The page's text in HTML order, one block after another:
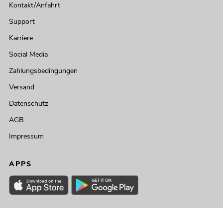
Kontakt/Anfahrt
Support
Karriere
Social Media
Zahlungsbedingungen
Versand
Datenschutz
AGB
Impressum
APPS